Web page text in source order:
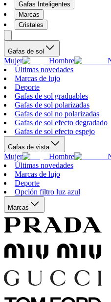
Gafas Inteligentes
Marcas
Cristales
Gafas de sol
Mujer Hombre
Últimas novedades
Marcas de lujo
Deporte
Gafas de sol graduables
Gafas de sol polarizadas
Gafas de sol no polarizadas
Gafas de sol efecto degradado
Gafas de sol efecto espejo
Gafas de vista
Mujer Hombre
Últimas novedades
Marcas de lujo
Deporte
Opción filtro luz azul
Marcas